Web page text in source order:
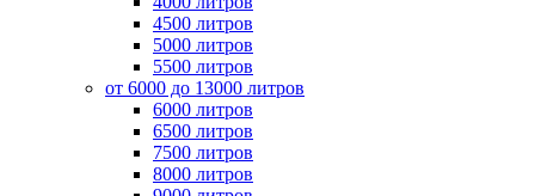
4500 литров
5000 литров
5500 литров
от 6000 до 13000 литров
6000 литров
6500 литров
7500 литров
8000 литров